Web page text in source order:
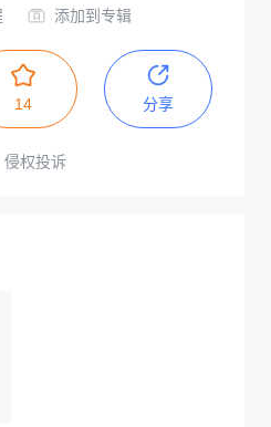
添加到专辑
14 分享
侵权投诉